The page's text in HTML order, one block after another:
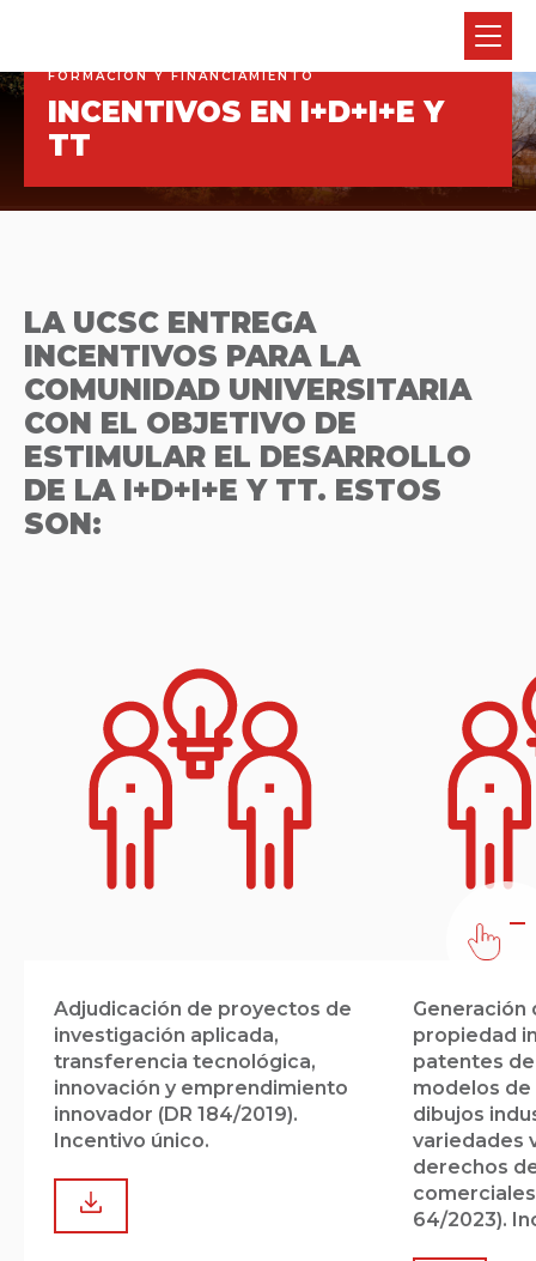
FORMACIÓN Y FINANCIAMIENTO
INCENTIVOS EN I+D+I+E Y
TT
LA UCSC ENTREGA
INCENTIVOS PARA LA
COMUNIDAD UNIVERSITARIA
CON EL OBJETIVO DE
ESTIMULAR EL DESARROLLO
DE LA I+D+I+E Y TT. ESTOS
SON:
Adjudicación de proyectos de
investigación aplicada,
transferencia tecnológica,
innovación y emprendimiento
innovador (DR 184/2019).
Incentivo único.
propiedad
patentes
modelos de
dibujos
variedades
derechos
comerciales
64/2023).